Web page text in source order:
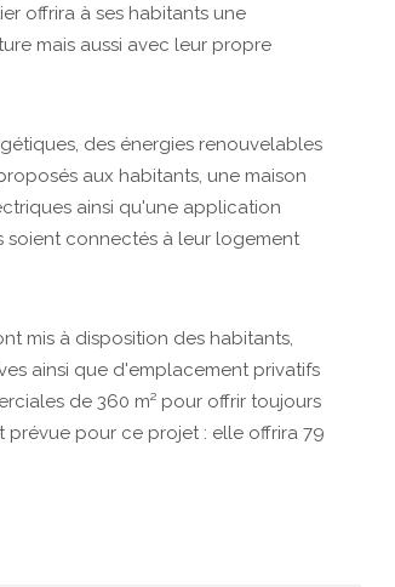
offrira à ses habitants une
mais aussi avec leur propre
des énergies renouvelables
aux habitants, une maison
ainsi qu'une application
connectés à leur logement
mis à disposition des habitants,
ainsi que d'emplacement privatifs
de 360 m² pour offrir toujours
prévue pour ce projet : elle offrira 79